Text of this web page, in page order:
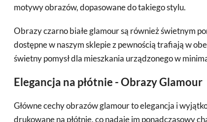
motywy obrazów, dopasowane do takiego stylu.
Obrazy czarno białe glamour są również świetnym
dostępne w naszym sklepie z pewnością trafiają w
świetny pomysł dla mieszkania urządzonego w
Elegancja na płótnie - Obrazy Glamour
Główne cechy obrazów glamour to elegancja i
drukowane na płótnie, co nadaje im ponadczasowy